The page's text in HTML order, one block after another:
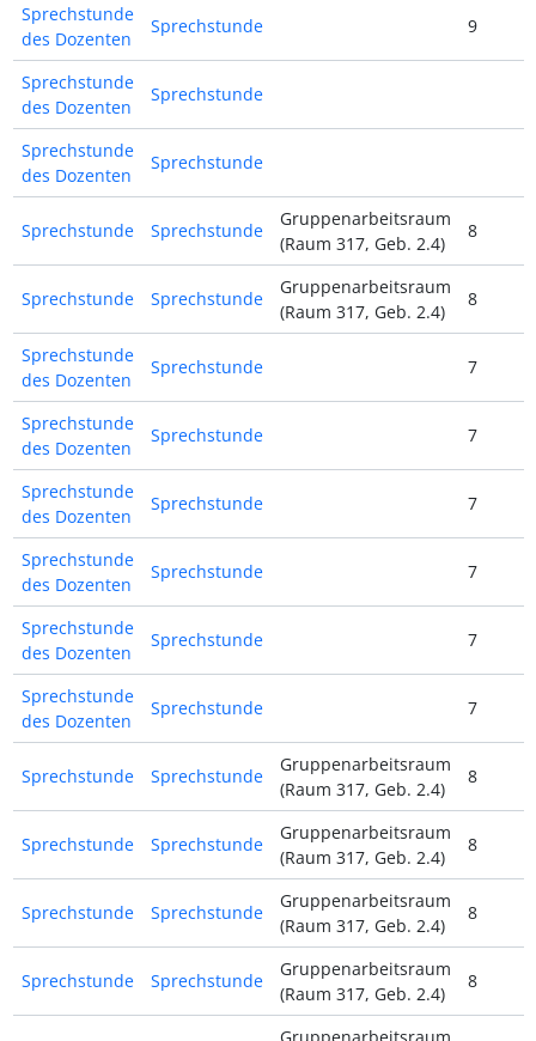
Sprechstunde
des Dozenten
Sprechstunde 9
Sprechstunde
des Dozenten
Sprechstunde
Sprechstunde
des Dozenten
Sprechstunde
Sprechstunde Sprechstunde
Gruppenarbeitsraum
(Raum 317, Geb. 2.4)
8
Sprechstunde Sprechstunde
Gruppenarbeitsraum
(Raum 317, Geb. 2.4)
8
Sprechstunde
des Dozenten
Sprechstunde 7
Sprechstunde
des Dozenten
Sprechstunde 7
Sprechstunde
des Dozenten
Sprechstunde 7
Sprechstunde
des Dozenten
Sprechstunde 7
Sprechstunde
des Dozenten
Sprechstunde 7
Sprechstunde
des Dozenten
Sprechstunde 7
Sprechstunde Sprechstunde
Gruppenarbeitsraum
(Raum 317, Geb. 2.4)
8
Sprechstunde Sprechstunde
Gruppenarbeitsraum
(Raum 317, Geb. 2.4)
8
Sprechstunde Sprechstunde
Gruppenarbeitsraum
(Raum 317, Geb. 2.4)
8
Sprechstunde Sprechstunde
Gruppenarbeitsraum
(Raum 317, Geb. 2.4)
8